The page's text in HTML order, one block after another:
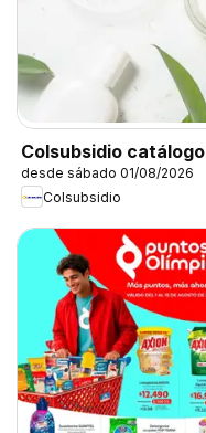
Colsubsidio catálogo
desde sábado 01/08/2026
Colsubsidio